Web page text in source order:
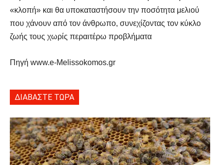
«κλοπή» και θα υποκαταστήσουν την ποσότητα μελιού
που χάνουν από τον άνθρωπο, συνεχίζοντας τον κύκλο
ζωής τους χωρίς περαιτέρω προβλήματα
Πηγή www.e-Melissokomos.gr
ΔΙΑΒΑΣΤΕ ΤΩΡΑ